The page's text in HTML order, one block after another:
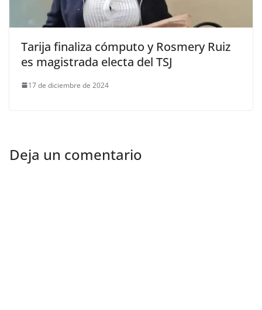
Tarija finaliza cómputo y Rosmery Ruiz
es magistrada electa del TSJ
17 de diciembre de 2024
Deja un comentario